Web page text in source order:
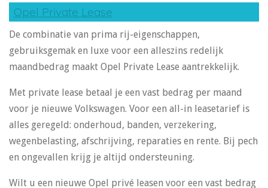
Opel Private Lease
De combinatie van prima rij-eigenschappen,
gebruiksgemak en luxe voor een alleszins redelijk
maandbedrag maakt Opel Private Lease aantrekkelijk.
Met private lease betaal je een vast bedrag per maand
voor je nieuwe Volkswagen. Voor een all-in leasetarief is
alles geregeld: onderhoud, banden, verzekering,
wegenbelasting, afschrijving, reparaties en rente. Bij pech
en ongevallen krijg je altijd ondersteuning.
Wilt u een nieuwe Opel privé leasen voor een vast bedrag